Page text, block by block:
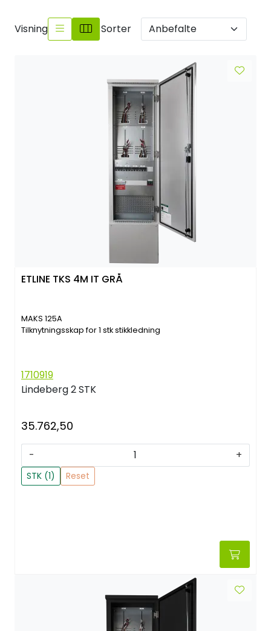
Visning Sorter
ETLINE TKS 4M IT GRÅ
MAKS 125A
Tilknytningsskap for 1 stk stikkledning
1710919
Lindeberg2 STK
35.762,50
- +
STK (1) Reset